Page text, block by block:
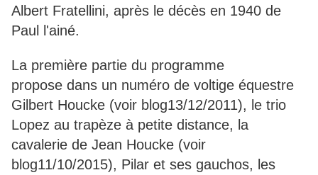
Albert Fratellini, après le décès en 1940 de
Paul l'ainé.
La première partie du programme
propose dans un numéro de voltige équestre
Gilbert Houcke (voir blog13/12/2011), le trio
Lopez au trapèze à petite distance, la
cavalerie de Jean Houcke (voir
blog11/10/2015), Pilar et ses gauchos, les